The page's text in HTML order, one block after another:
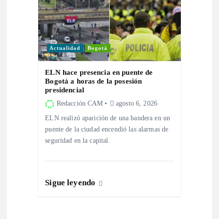
Actualidad Bogotá
ELN hace presencia en puente de
Bogotá a horas de la posesión
presidencial
Redacción CAM agosto 6, 2026
ELN realizó aparición de una bandera en un
puente de la ciudad encendió las alarmas de
seguridad en la capital.
Sigue leyendo